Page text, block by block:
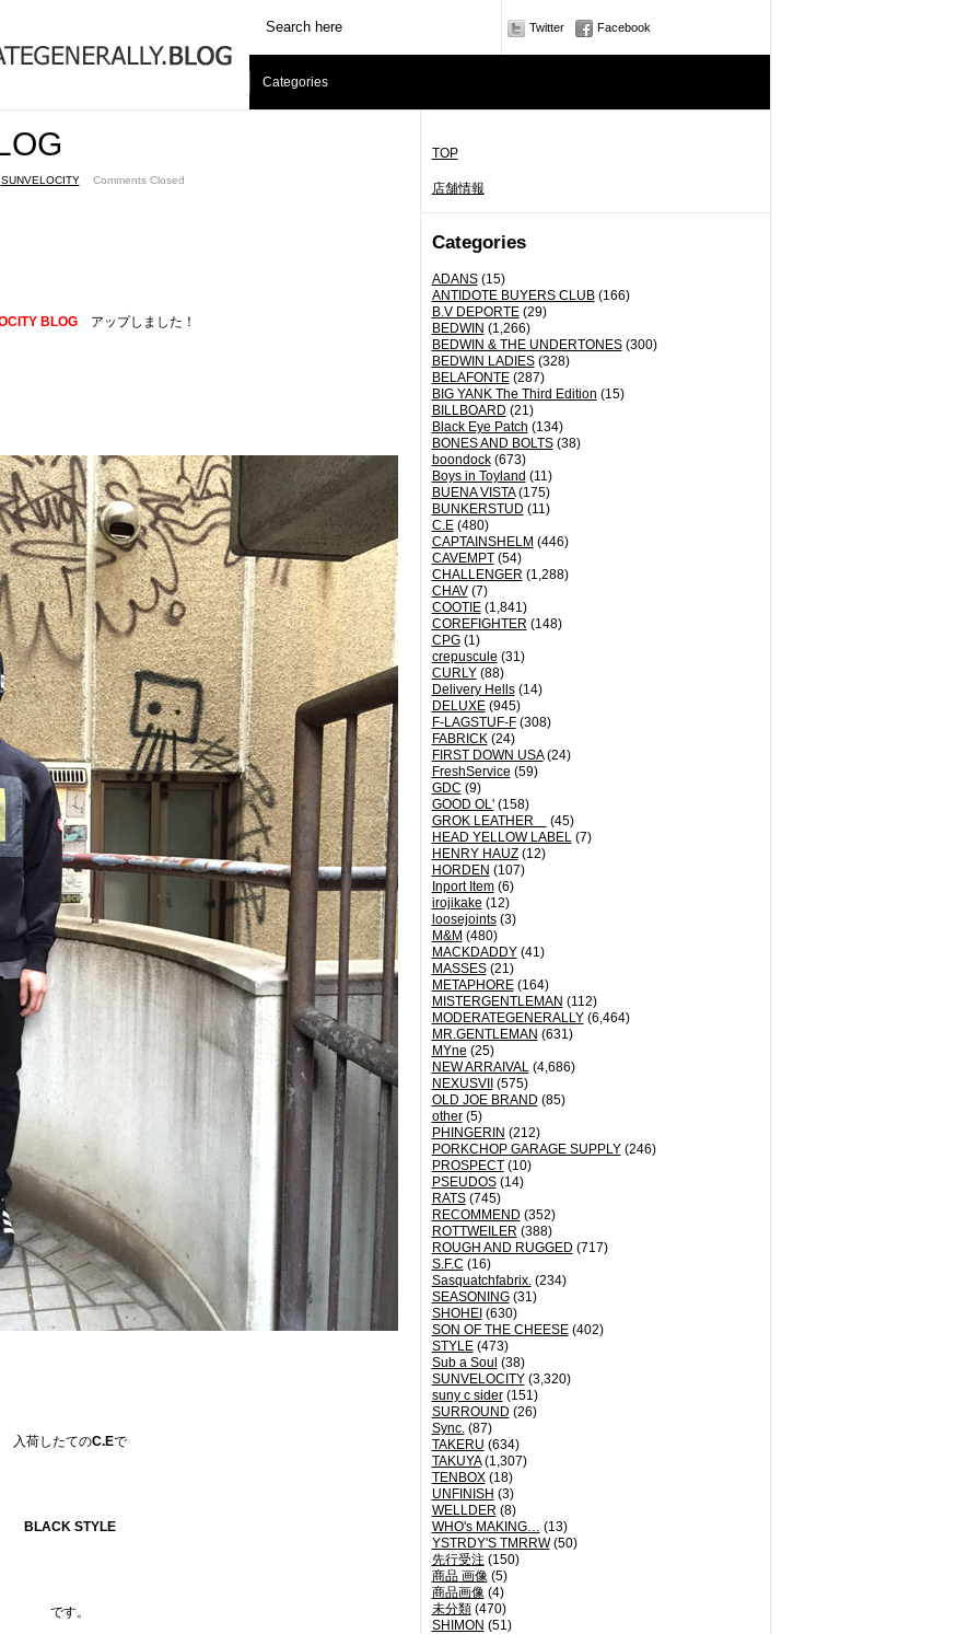
Twitter Facebook
Categories
TOP
店舗情報
Categories
ADANS(15)
ANTIDOTE BUYERS CLUB(166)
B.V DEPORTE(29)
BEDWIN (1,266)
BEDWIN & THE UNDERTONES(300)
BEDWIN LADIES(328)
BELAFONTE(287)
BIG YANK The Third Edition (15)
BILLBOARD (21)
Black Eye Patch (134)
BONES AND BOLTS(38)
boondock(673)
Boys in Toyland (11)
BUENA VISTA(175)
BUNKERSTUD (11)
C.E(480)
CAPTAINSHELM (446)
CAVEMPT(54)
CHALLENGER (1,288)
CHAV(7)
COOTIE(1,841)
COREFIGHTER (148)
CPG(1)
crepuscule (31)
CURLY(88)
Delivery Hells(14)
DELUXE(945)
F-LAGSTUF-F(308)
FABRICK(24)
FIRST DOWN USA(24)
FreshService (59)
GDC (9)
GOOD OL'(158)
GROK LEATHER
(45)
HEAD YELLOW LABEL(7)
HENRY HAUZ(12)
HORDEN (107)
Inport Item(6)
irojikake (12)
loosejoints(3)
M&M (480)
MACKDADDY(41)
MASSES(21)
METAPHORE(164)
MISTERGENTLEMAN (112)
MODERATEGENERALLY(6,464)
MR.GENTLEMAN (631)
MYne (25)
NEW ARRAIVAL(4,686)
NEXUSVII
(575)
OLD JOE BRAND (85)
other(5)
PHINGERIN (212)
PORKCHOP GARAGE SUPPLY(246)
PROSPECT(10)
PSEUDOS(14)
RATS(745)
RECOMMEND (352)
ROTTWEILER (388)
ROUGH AND RUGGED (717)
S.F.C (16)
Sasquatchfabrix.(234)
SEASONING(31)
SHOHEI (630)
SON OF THE CHEESE(402)
STYLE(473)
Sub a Soul (38)
SUNVELOCITY(3,320)
suny c sider(151)
SURROUND (26)
Sync.(87)
TAKERU (634)
TAKUYA(1,307)
TENBOX(18)
UNFINISH (3)
WELLDER (8)
WHO's MAKING… (13)
YSTRDY'S TMRRW(50)
先行受注 (150)
商品 画像(5)
商品画像(4)
未分類(470)
SHIMON (51)
SUNVELOCITYˑ Comments Closed
BLOG アップしました！
入荷したてのC.Eで
BLACK STYLE
です。